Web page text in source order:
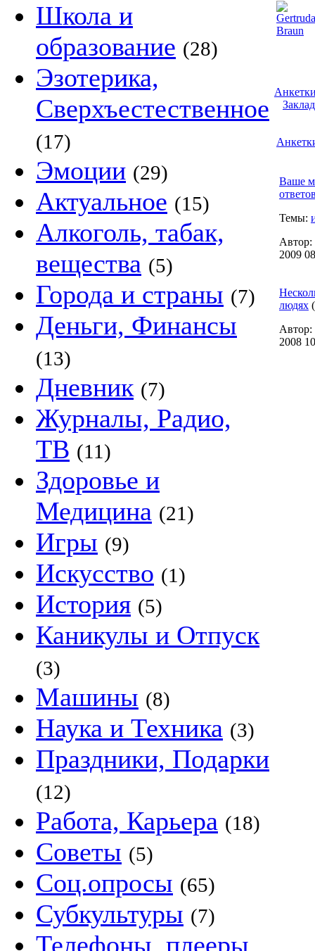
Школа и
образование (28)
Эзотерика,
Сверхъестественное
(17)
Эмоции (29)
Актуальное (15)
Алкоголь, табак,
вещества (5)
Города и страны (7)
Деньги, Финансы
(13)
Дневник (7)
Журналы, Радио,
ТВ (11)
Здоровье и
Медицина (21)
Игры (9)
Искусство (1)
История (5)
Каникулы и Отпуск
(3)
Машины (8)
Наука и Техника (3)
Праздники, Подарки
(12)
Работа, Карьера (18)
Советы (5)
Соц.опросы (65)
Субкультуры (7)
Телефоны, плееры,
Ваше
Темы:
Автор:
2009
людях
Автор:
2008